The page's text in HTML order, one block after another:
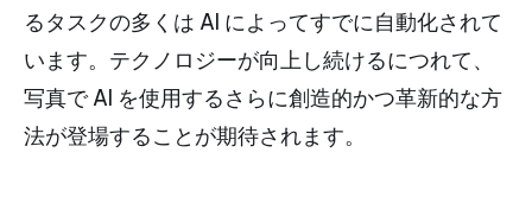
るタスクの多くは AI によってすでに自動化されて
います。テクノロジーが向上し続けるにつれて、
写真で AI を使用するさらに創造的かつ革新的な方
法が登場することが期待されます。